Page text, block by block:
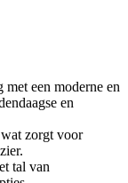
een moderne en
en
zorgt voor
tal van